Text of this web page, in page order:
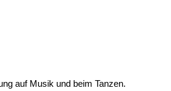
auf Musik und beim Tanzen.